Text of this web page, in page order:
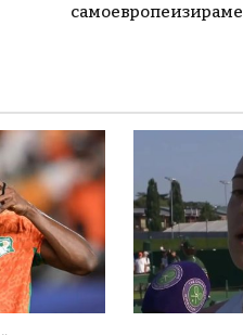
самоевропеизираме